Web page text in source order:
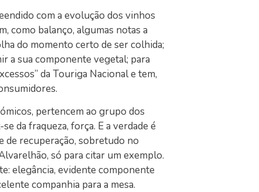
com a evolução dos vinhos
como balanço, algumas notas a
do momento certo de ser colhida;
a sua componente vegetal; para
da Touriga Nacional e tem,
pertencem ao grupo dos
da fraqueza, força. E a verdade é
de recuperação, sobretudo no
só para citar um exemplo.
elegância, evidente componente
companhia para a mesa.